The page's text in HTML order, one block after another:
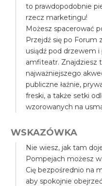
to prawdopodobnie
rzecz marketingu!
Możesz spacerować
Przejdź się po Forum
usiądź pod drzewem
amfiteatr. Znajdziesz
najważniejszego
publiczne łaźnie,
freski, a także setki
wzorowanych na
WSKAZÓWKA
Nie wiesz, jak tam
Pompejach możesz
Cię bezpośrednio na
aby spokojnie